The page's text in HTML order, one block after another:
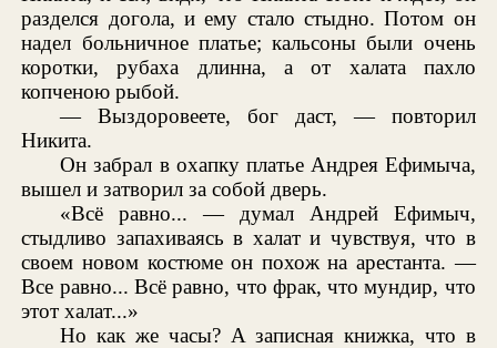
разделся догола, и ему стало стыдно. Потом он
надел больничное платье; кальсоны были очень
коротки, рубаха длинна, а от халата пахло
копченою рыбой.
— Выздоровеете, бог даст, — повторил
Никита.
Он забрал в охапку платье Андрея Ефимыча,
вышел и затворил за собой дверь.
«Всё равно... — думал Андрей Ефимыч,
стыдливо запахиваясь в халат и чувствуя, что в
своем новом костюме он похож на арестанта. —
Все равно... Всё равно, что фрак, что мундир, что
этот халат...»
Но как же часы? А записная книжка, что в